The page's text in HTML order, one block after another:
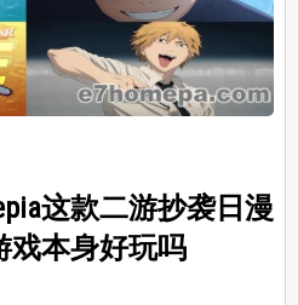
这款二游抄袭日漫
戏本身好玩吗